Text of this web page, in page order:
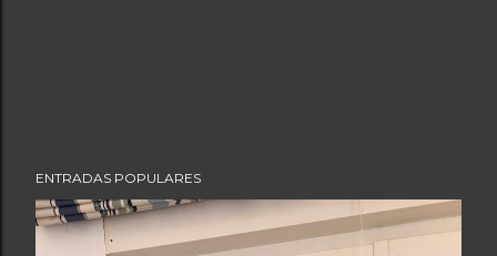
ENTRADAS POPULARES